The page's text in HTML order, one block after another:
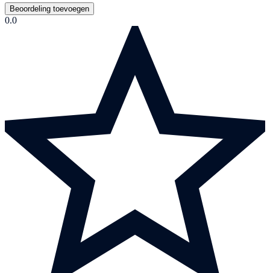
Beoordeling toevoegen
0.0